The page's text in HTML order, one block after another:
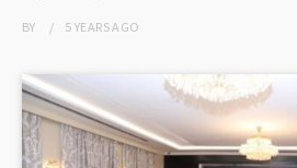
BY 5 YEARSAGO